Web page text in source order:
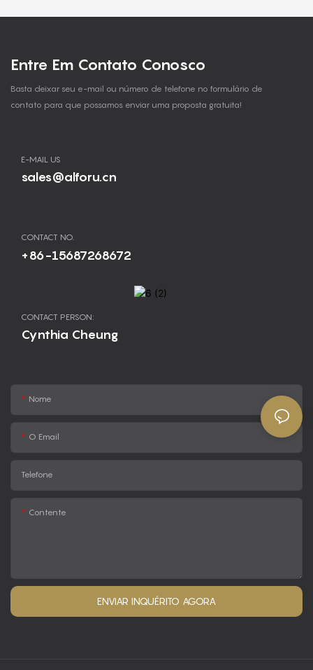
Entre Em Contato Conosco
Basta deixar seu e-mail ou número de telefone no formulário de
contato para que possamos enviar uma proposta gratuita!
E-MAIL US
sales@alforu.cn
CONTACT NO.
+86-15687268672
CONTACT PERSON:
Cynthia Cheung
Nome
O Email
Telefone
Contente
ENVIAR INQUÉRITO AGORA